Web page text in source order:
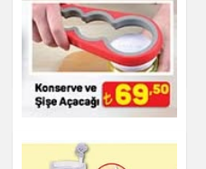
Süzgeçli Saklama
Kabı
Mutfak Ürünleri
Konserve ve Şişe
Açacağı